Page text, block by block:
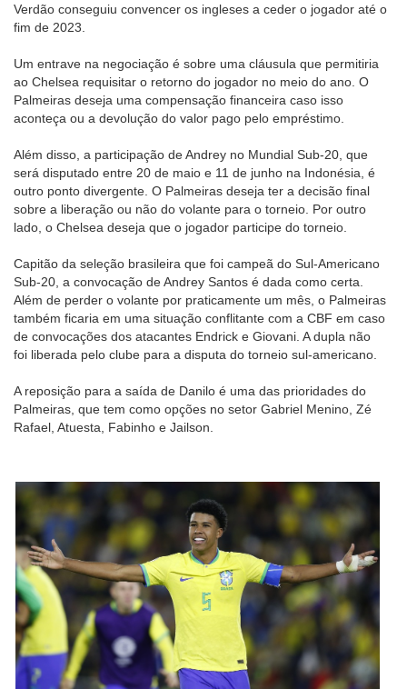
Verdão conseguiu convencer os ingleses a ceder o jogador até o
fim de 2023.
Um entrave na negociação é sobre uma cláusula que permitiria
ao Chelsea requisitar o retorno do jogador no meio do ano. O
Palmeiras deseja uma compensação financeira caso isso
aconteça ou a devolução do valor pago pelo empréstimo.
Além disso, a participação de Andrey no Mundial Sub-20, que
será disputado entre 20 de maio e 11 de junho na Indonésia, é
outro ponto divergente. O Palmeiras deseja ter a decisão final
sobre a liberação ou não do volante para o torneio. Por outro
lado, o Chelsea deseja que o jogador participe do torneio.
Capitão da seleção brasileira que foi campeã do Sul-Americano
Sub-20, a convocação de Andrey Santos é dada como certa.
Além de perder o volante por praticamente um mês, o Palmeiras
também ficaria em uma situação conflitante com a CBF em caso
de convocações dos atacantes Endrick e Giovani. A dupla não
foi liberada pelo clube para a disputa do torneio sul-americano.
A reposição para a saída de Danilo é uma das prioridades do
Palmeiras, que tem como opções no setor Gabriel Menino, Zé
Rafael, Atuesta, Fabinho e Jailson.